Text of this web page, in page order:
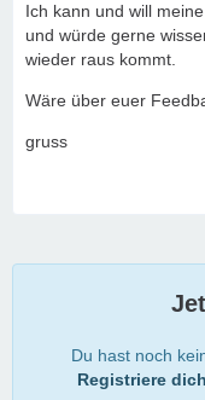
Ich kann und will
und würde gerne
wieder raus kommt.
Wäre über euer
gruss
Du hast noch
Registriere